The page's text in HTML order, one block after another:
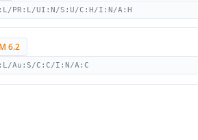
PR:L/UI:N/S:U/C:H/I:N/A:H
6.2
Au:S/C:C/I:N/A:C